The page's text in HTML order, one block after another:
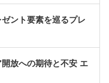
ント要素を巡るプレ
放への期待と不安 エ